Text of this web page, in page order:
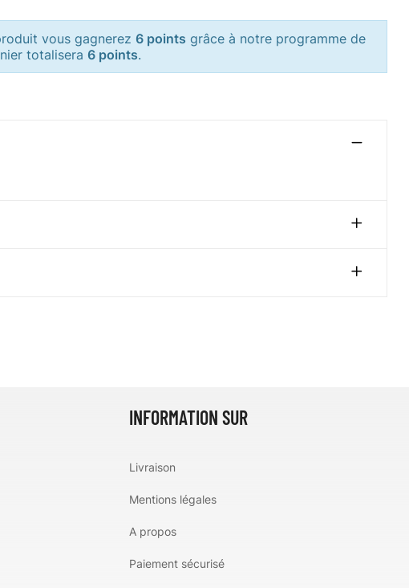
vous gagnerez 6 points grâce à notre programme de
totalisera 6 points.
INFORMATION SUR
Livraison
Mentions légales
A propos
Paiement sécurisé